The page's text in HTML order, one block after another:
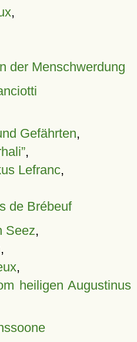
,
der Menschwerdung
Gefährten,
,
Lefranc,
de Brébeuf
Seez,
,
,
heiligen Augustinus